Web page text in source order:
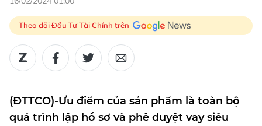
Theo dõi Đầu Tư Tài Chính trên
(ĐTTCO)-Ưu điểm của sản phẩm là toàn bộ
quá trình lập hồ sơ và phê duyệt vay siêu